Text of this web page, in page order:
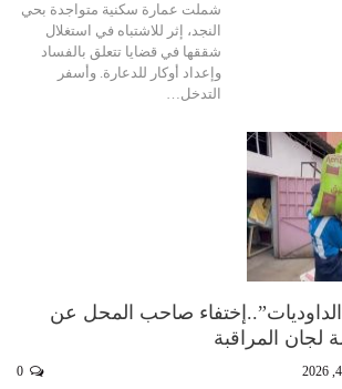
شملت عمارة سكنية متواجدة بحي
النجد، إثر للاشتباه في استغلال
شققها في قضايا تتعلق بالفساد
وإعداد أوكار للدعارة. وأسفر
التدخل…
صاحب المحل عن
لجان المراقبة